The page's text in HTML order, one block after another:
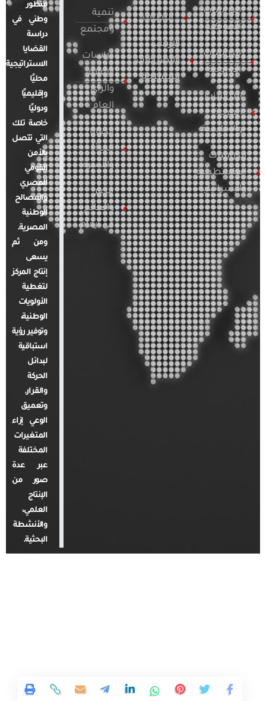
الدراسات
الأمريكية
الدراسات
الأوروبية
الدراسات
العربية
والإقليمية
الدراسات
الفلسطينية
والإسرائيلية
التطرف
الإرهاب
والصراعات
المسلحة
تنمية
ومجتمع
دراسات
الإعلام
والرأي
العام
قضايا
المرأة
والأسرة
مصر
والعالم
في أرقام
منظور
وطني في
دراسة
القضايا
الاستراتيجية
محليًا
وإقليميًا
ودوليًا
خاصة تلك
التي تتصل
بالأمن
القومي
المصري
والمصالح
الوطنية
المصرية.
ومن ثم
يسعى
إنتاج المركز
لتغطية
الأولويات
الوطنية،
وتوفير رؤية
استباقية
لبدائل
الحركة
والقرار.
وتعميق
الوعي إزاء
المتغيرات
المختلفة
عبر عدة
صور من
الإنتاج
العلمي،
والأنشطة
البحثية.